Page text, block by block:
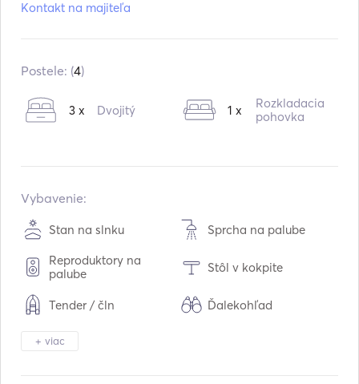
Motory: 1 x 27hp
Kapacita vody:210 L
Kontakt na majiteľa
Postele: (4)
3 x Dvojitý 1 x
Rozkladacia
pohovka
Vybavenie:
Stan na slnku Sprcha na palube
Reproduktory na
palube
Stôl v kokpite
Tender / čln Ďalekohľad
Svetlo pochodne
+ viac